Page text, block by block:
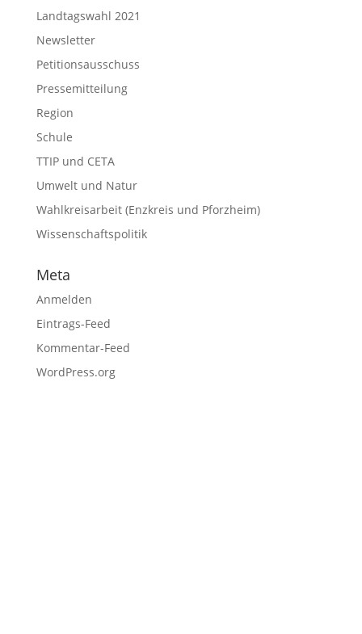
Landtagswahl 2021
Newsletter
Petitionsausschuss
Pressemitteilung
Region
Schule
TTIP und CETA
Umwelt und Natur
Wahlkreisarbeit (Enzkreis und Pforzheim)
Wissenschaftspolitik
Meta
Anmelden
Eintrags-Feed
Kommentar-Feed
WordPress.org